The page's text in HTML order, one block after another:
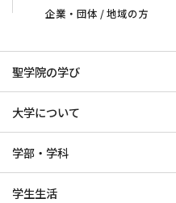
企業・団体 / 地域の方
聖学院の学び
大学について
学部・学科
学生生活